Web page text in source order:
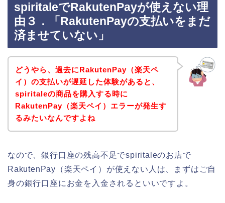
spiritaleでRakutenPayが使えない理
由３．「RakutenPayの支払いをまだ
済ませていない」
どうやら、過去にRakutenPay（楽天ペ
イ）の支払いが遅延した体験があると、
spiritaleの商品を購入する時に
RakutenPay（楽天ペイ）エラーが発生す
るみたいなんですよね
なので、銀行口座の残高不足でspiritaleのお店で
RakutenPay（楽天ペイ）が使えない人は、まずはご自
身の銀行口座にお金を入金されるといいですよ。